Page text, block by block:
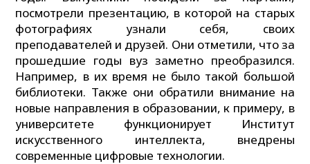
посмотрели презентацию, в которой на старых
фотографиях узнали себя, своих
преподавателей и друзей. Они отметили, что за
прошедшие годы вуз заметно преобразился.
Например, в их время не было такой большой
библиотеки. Также они обратили внимание на
новые направления в образовании, к примеру, в
университете функционирует Институт
искусственного интеллекта, внедрены
современные цифровые технологии.